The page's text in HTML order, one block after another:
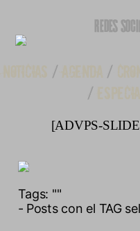
REDES
/ /
/
[ADVPS-
Tags: ""
- Posts con el TAG